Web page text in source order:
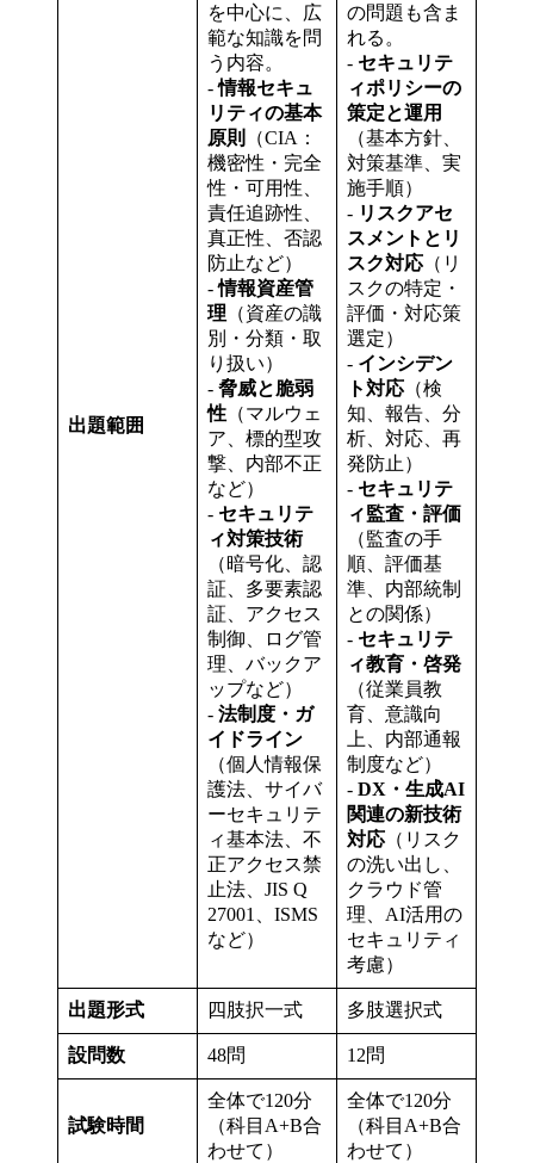
出題範囲
を中心に、広
範な知識を問
う内容。
-情報セキュ
リティの基本
原則
（CIA：
機密性・完全
性・可用性、
責任追跡性、
真正性、否認
防止など）
-情報資産管
理 （資産の識
別・分類・取
り扱い）
- 脅威と脆弱
性 （マルウェ
ア、標的型攻
撃、内部不正
など）
- セキュリテ
ィ対策技術
（暗号化、認
証、多要素認
証、アクセス
制御、ログ管
理、バックア
ップなど）
- 法制度・ガ
イドライン
（個人情報保
護法、サイバ
ーセキュリテ
ィ基本法、不
正アクセス禁
止法、JIS Q
27001、ISMS
など）
の問題も含ま
れる。
- セキュリテ
ィポリシーの
策定と運用
（基本方針、
対策基準、実
施手順）
- リスクアセ
スメントとリ
スク対応 （リ
スクの特定・
評価・対応策
選定）
- インシデン
ト対応 （検
知、報告、分
析、対応、再
発防止）
- セキュリテ
ィ監査・評価
（監査の手
順、評価基
準、内部統制
との関係）
- セキュリテ
ィ教育・啓発
（従業員教
育、意識向
上、内部通報
制度など）
- DX・生成AI
関連の新技術
対応 （リスク
の洗い出し、
クラウド管
理、AI活用の
セキュリティ
考慮）
出題形式 四肢択一式 多肢選択式
設問数 48問 12問
試験時間
全体で120分
（科目A+B合
わせて）
全体で120分
（科目A+B合
わせて）